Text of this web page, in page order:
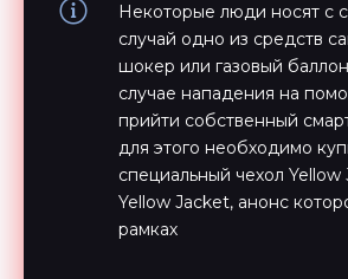
Некоторые люди носят с
случай одно из средств
шокер или газовый
случае нападения на
прийти собственный
для этого необходимо
специальный чехол
Yellow Jacket, анонс
рамках